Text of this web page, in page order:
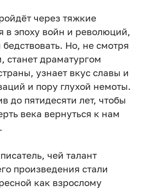
через тяжкие
в эпоху войн и революций,
бедствовать. Но, не смотря
станет драматургом
узнает вкус славы и
и пору глухой немоты.
до пятидесяти лет, чтобы
века вернуться к нам
чей талант
произведения стали
как взрослому